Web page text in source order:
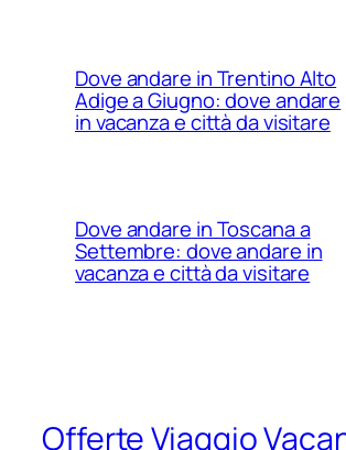
Dove andare in Trentino Alto
Adige a Giugno: dove andare
in vacanza e città da visitare
Dove andare in Toscana a
Settembre: dove andare in
vacanza e città da visitare
Offerte Viaggio